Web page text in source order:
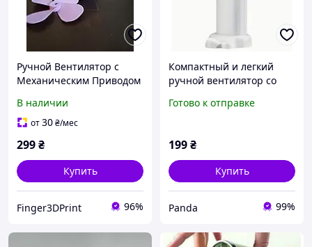
Ручной Вентилятор с
Механическим Приводом
Mechanical Fan) 15 см 3D-
печать
В наличии
от30₴/мес
299₴
Купить
Finger3DPrint 96%
Компактный и легкий
ручной вентилятор со
оснащен тихим
Готово к отправке
199₴
Купить
Panda 99%